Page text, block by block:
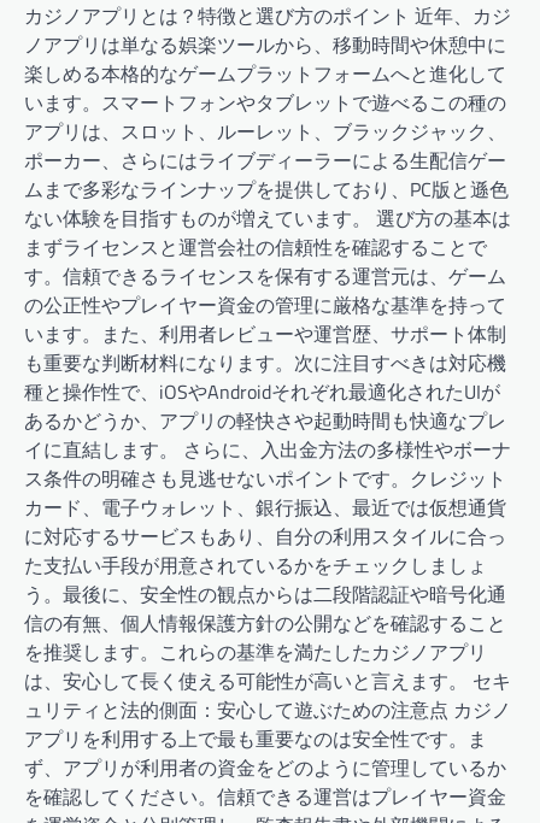
カジノアプリとは？特徴と選び方のポイント 近年、カジ
ノアプリは単なる娯楽ツールから、移動時間や休憩中に
楽しめる本格的なゲームプラットフォームへと進化して
います。スマートフォンやタブレットで遊べるこの種の
アプリは、スロット、ルーレット、ブラックジャック、
ポーカー、さらにはライブディーラーによる生配信ゲー
ムまで多彩なラインナップを提供しており、PC版と遜色
ない体験を目指すものが増えています。 選び方の基本は
まずライセンスと運営会社の信頼性を確認することで
す。信頼できるライセンスを保有する運営元は、ゲーム
の公正性やプレイヤー資金の管理に厳格な基準を持って
います。また、利用者レビューや運営歴、サポート体制
も重要な判断材料になります。次に注目すべきは対応機
種と操作性で、iOSやAndroidそれぞれ最適化されたUIが
あるかどうか、アプリの軽快さや起動時間も快適なプレ
イに直結します。 さらに、入出金方法の多様性やボーナ
ス条件の明確さも見逃せないポイントです。クレジット
カード、電子ウォレット、銀行振込、最近では仮想通貨
に対応するサービスもあり、自分の利用スタイルに合っ
た支払い手段が用意されているかをチェックしましょ
う。最後に、安全性の観点からは二段階認証や暗号化通
信の有無、個人情報保護方針の公開などを確認すること
を推奨します。これらの基準を満たしたカジノアプリ
は、安心して長く使える可能性が高いと言えます。 セキ
ュリティと法的側面：安心して遊ぶための注意点 カジノ
アプリを利用する上で最も重要なのは安全性です。ま
ず、アプリが利用者の資金をどのように管理しているか
を確認してください。信頼できる運営はプレイヤー資金